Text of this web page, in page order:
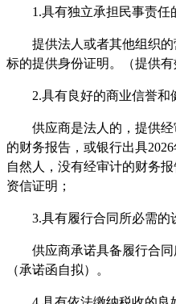
1.具有独立承担民事责任
提供法人或者其他组织
标的提供身份证明。（提供有
2.具有良好的商业信誉和
供应商是法人的，提供经
的财务报告，或银行出具
自然人，没有经审计的财务
资信证明；
3.具有履行合同所必需的
供应商承诺具备履行合
（承诺函自拟）。